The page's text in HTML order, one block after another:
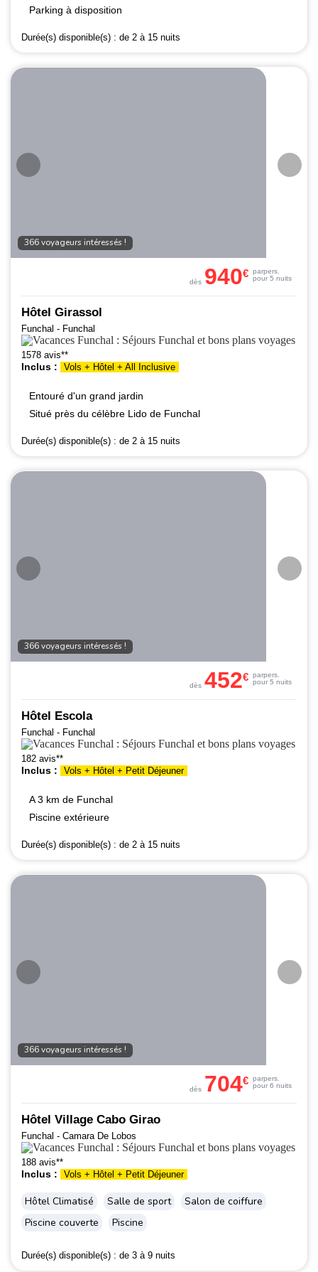
Parking à disposition
Durée(s) disponible(s) : de 2 à 15 nuits
366 voyageurs intéressés !
Hôtel Girassol
Funchal - Funchal
1578 avis**
Inclus : Vols + Hôtel + All Inclusive
Entouré d'un grand jardin
Situé près du célèbre Lido de Funchal
Durée(s) disponible(s) : de 2 à 15 nuits
dès 940€ parpers.
pour 5 nuits
366 voyageurs intéressés !
Hôtel Escola
Funchal - Funchal
182 avis**
Inclus : Vols + Hôtel + Petit Déjeuner
A 3 km de Funchal
Piscine extérieure
Durée(s) disponible(s) : de 2 à 15 nuits
dès 452€ parpers.
pour 5 nuits
366 voyageurs intéressés !
Hôtel Village Cabo Girao
Funchal - Camara De Lobos
188 avis**
Inclus : Vols + Hôtel + Petit Déjeuner
Hôtel Climatisé Salle de sport
Salon de coiffure
Piscine couverte
Piscine
Durée(s) disponible(s) : de 3 à 9 nuits
dès 704€ parpers.
pour 6 nuits